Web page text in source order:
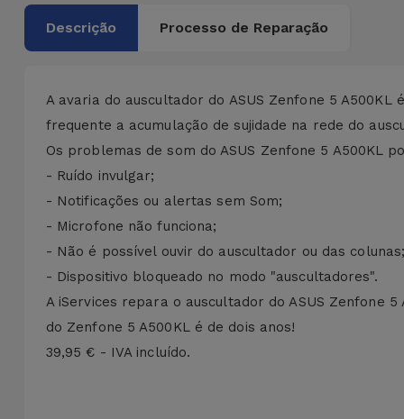
Tablet
Kids
tudo
Descrição Processo de Reparação
A avaria do auscultador do ASUS Zenfone 5
frequente a acumulação de sujidade na rede do
Os problemas de som do ASUS Zenfone 5 A500KL
- Ruído invulgar;
- Notificações ou alertas sem Som;
- Microfone não funciona;
- Não é possível ouvir do auscultador ou das colunas;
- Dispositivo bloqueado no modo "auscultadores".
A iServices repara o auscultador do ASUS Zenfone
do Zenfone 5 A500KL é de dois anos!
39,95 € - IVA incluído.